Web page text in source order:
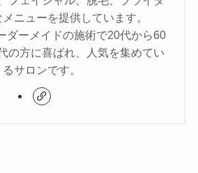
ニューを提供しています。
ダーメイドの施術で20代から60
の方に喜ばれ、人気を集めてい
るサロンです。